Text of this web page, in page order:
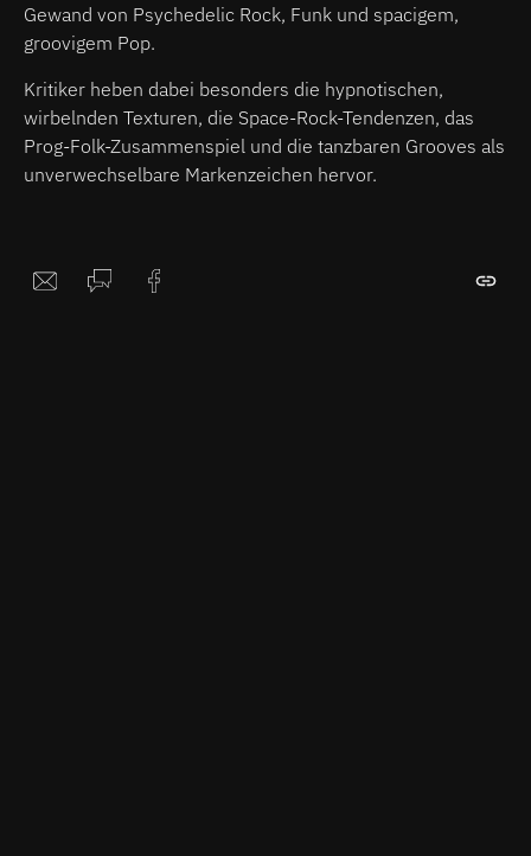
Gewand von Psychedelic Rock, Funk und spacigem,
groovigem Pop.
Kritiker heben dabei besonders die hypnotischen,
wirbelnden Texturen, die Space-Rock-Tendenzen, das
Prog-Folk-Zusammenspiel und die tanzbaren Grooves als
unverwechselbare Markenzeichen hervor.